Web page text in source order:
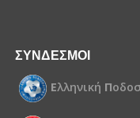
ΣΥΝΔΕΣΜΟΙ
Ελληνική Π